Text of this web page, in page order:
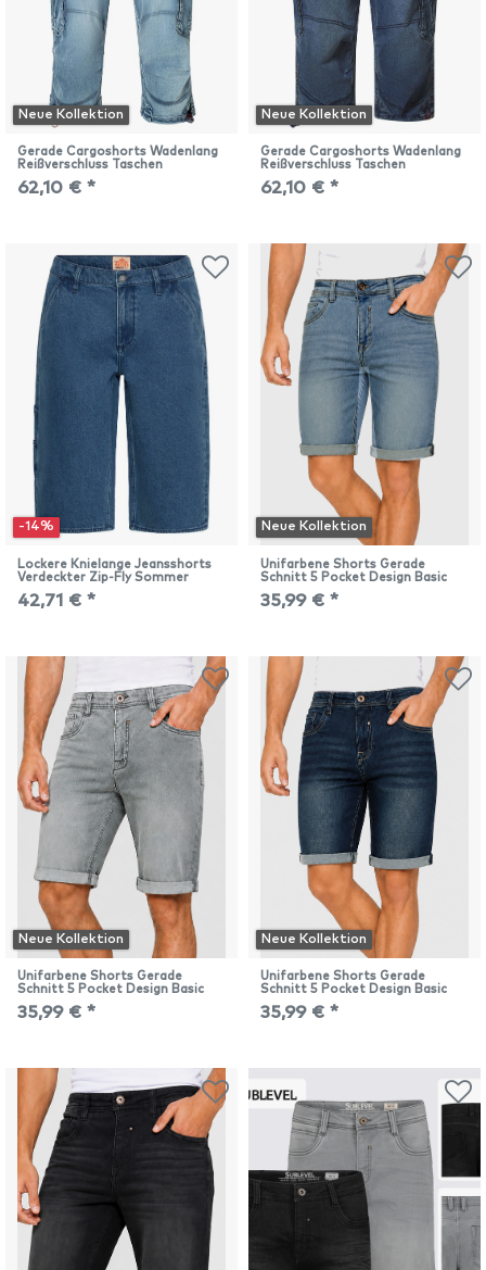
Neue Kollektion
Gerade Cargoshorts Wadenlang
Reißverschluss Taschen
62,10 € *
Neue Kollektion
Gerade Cargoshorts Wadenlang
Reißverschluss Taschen
62,10 € *
-14%
Lockere Knielange Jeansshorts
Verdeckter Zip-Fly Sommer
42,71 € *
Neue Kollektion
Unifarbene Shorts Gerade
Schnitt 5 Pocket Design Basic
35,99 € *
Neue Kollektion
Unifarbene Shorts Gerade
Schnitt 5 Pocket Design Basic
35,99 € *
Neue Kollektion
Unifarbene Shorts Gerade
Schnitt 5 Pocket Design Basic
35,99 € *